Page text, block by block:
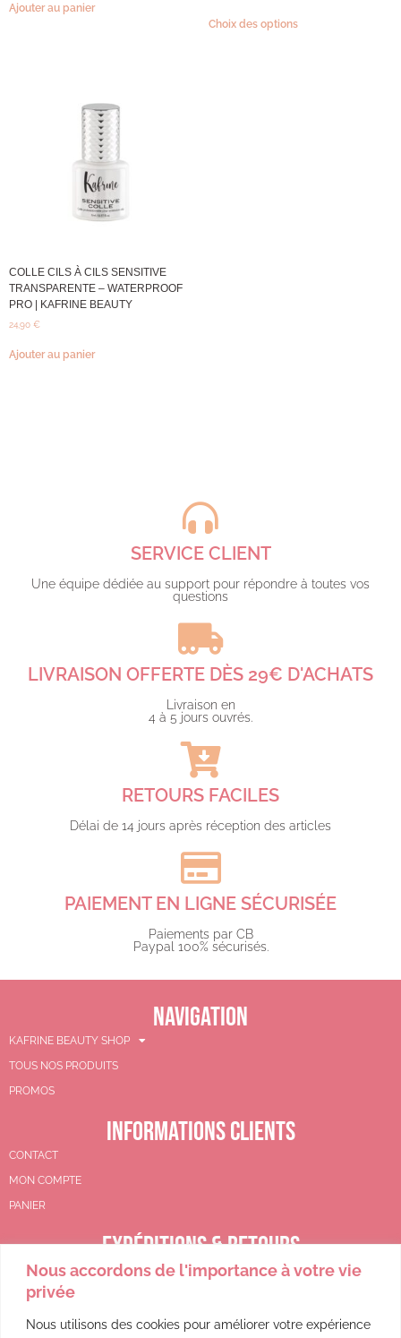
Nous accordons de l'importance à votre vie
privée
Nous utilisons des cookies pour améliorer votre expérience
Ajouter au panier
Choix des options
COLLE CILS À CILS SENSITIVE
TRANSPARENTE – WATERPROOF
PRO | KAFRINE BEAUTY
24,90 €
Ajouter au panier
SERVICE CLIENT
Une équipe dédiée au support pour répondre à toutes vos
questions​
LIVRAISON OFFERTE DÈS 29€ D'ACHATS​
Livraison en
4 à 5 jours ouvrés.​
RETOURS FACILES
Délai de 14 jours après réception des articles
PAIEMENT EN LIGNE SÉCURISÉE
Paiements par CB
Paypal 100% sécurisés.​
NAVIGATION
KAFRINE BEAUTY SHOP
TOUS NOS PRODUITS
PROMOS
INFORMATIONS CLIENTS
CONTACT
MON COMPTE
PANIER
EXPÉDITIONS & RETOURS
CGV
POLITIQUE DE REMBOURSEMENT
POLITIQUE DE CONFIDENTIALITÉ